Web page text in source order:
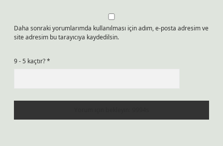
Daha sonraki yorumlarımda kullanılması için adım, e-posta adresim ve
site adresim bu tarayıcıya kaydedilsin.
9 - 5 kaçtır?*